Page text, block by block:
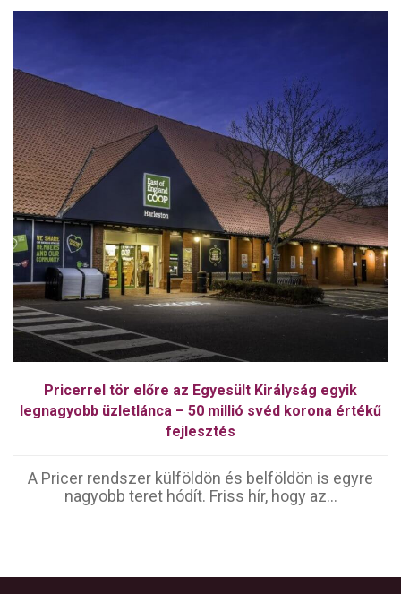
Pricerrel tör előre az Egyesült Királyság egyik
legnagyobb üzletlánca – 50 millió svéd korona értékű
fejlesztés
A Pricer rendszer külföldön és belföldön is egyre
nagyobb teret hódít. Friss hír, hogy az...